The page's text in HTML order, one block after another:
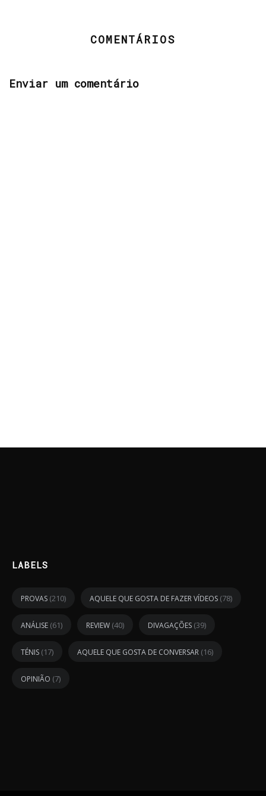
COMENTÁRIOS
Enviar um comentário
LABELS
PROVAS (210) AQUELE QUE GOSTA DE FAZER VÍDEOS (78)
ANÁLISE (61) REVIEW (40) DIVAGAÇÕES (39)
TÉNIS (17) AQUELE QUE GOSTA DE CONVERSAR (16)
OPINIÃO (7)